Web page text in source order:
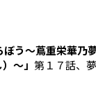
う～蔦重栄華乃
～」 第１７話、